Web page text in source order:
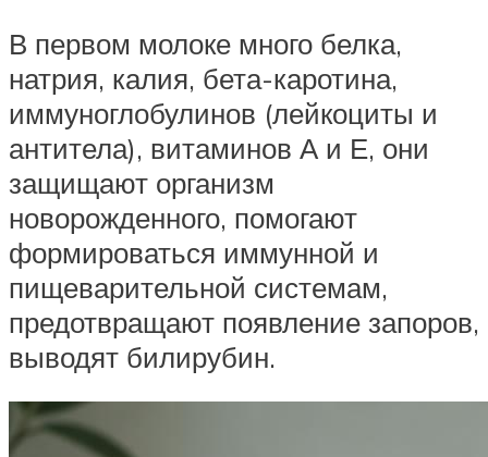
В первом молоке много белка,
натрия, калия, бета-каротина,
иммуноглобулинов (лейкоциты и
антитела), витаминов А и Е, они
защищают организм
новорожденного, помогают
формироваться иммунной и
пищеварительной системам,
предотвращают появление запоров,
выводят билирубин.